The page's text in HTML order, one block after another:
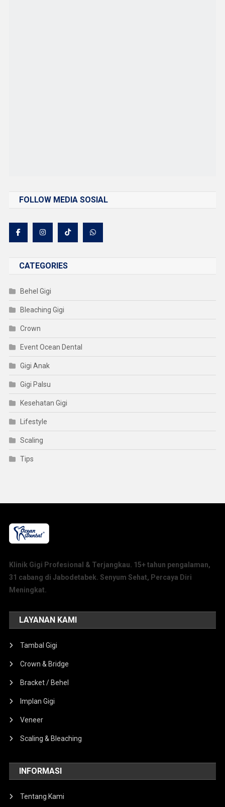
FOLLOW MEDIA SOSIAL
CATEGORIES
Behel Gigi
Bleaching Gigi
Crown
Event Ocean Dental
Gigi Anak
Gigi Palsu
Kesehatan Gigi
Lifestyle
Scaling
Tips
Klinik Gigi Profesional & Terjangkau. 15+ tahun pengalaman,
31 cabang di Jabodetabek. Senyum Sehat, Percaya Diri
Meningkat.
LAYANAN KAMI
Tambal Gigi
Crown & Bridge
Bracket / Behel
Implan Gigi
Veneer
Scaling & Bleaching
INFORMASI
Tentang Kami